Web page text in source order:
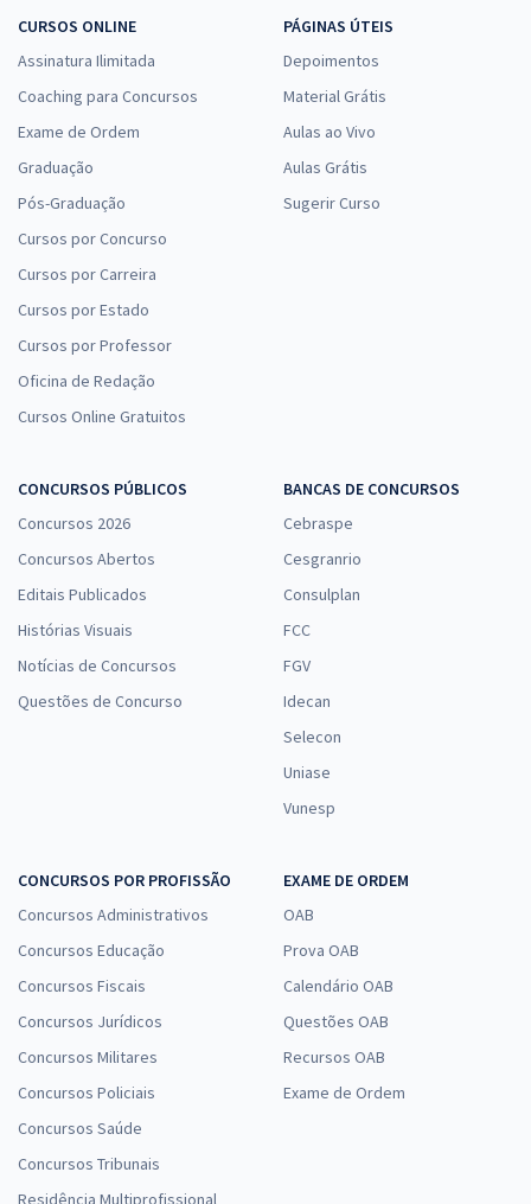
CURSOS ONLINE
Assinatura Ilimitada
Coaching para Concursos
Exame de Ordem
Graduação
Pós-Graduação
Cursos por Concurso
Cursos por Carreira
Cursos por Estado
Cursos por Professor
Oficina de Redação
Cursos Online Gratuitos
PÁGINAS ÚTEIS
Depoimentos
Material Grátis
Aulas ao Vivo
Aulas Grátis
Sugerir Curso
CONCURSOS PÚBLICOS
Concursos 2026
Concursos Abertos
Editais Publicados
Histórias Visuais
Notícias de Concursos
Questões de Concurso
BANCAS DE CONCURSOS
Cebraspe
Cesgranrio
Consulplan
FCC
FGV
Idecan
Selecon
Uniase
Vunesp
CONCURSOS POR PROFISSÃO
Concursos Administrativos
Concursos Educação
Concursos Fiscais
Concursos Jurídicos
Concursos Militares
Concursos Policiais
Concursos Saúde
Concursos Tribunais
Residência Multiprofissional
EXAME DE ORDEM
OAB
Prova OAB
Calendário OAB
Questões OAB
Recursos OAB
Exame de Ordem